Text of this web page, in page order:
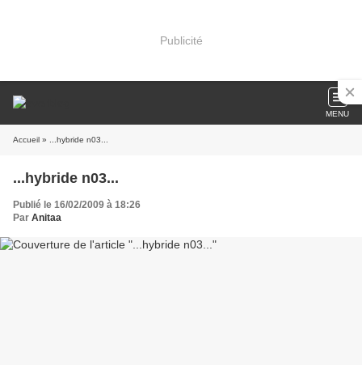
Publicité
MENU
Accueil » ...hybride n03...
...hybride n03...
Publié le 16/02/2009 à 18:26
Par Anitaa